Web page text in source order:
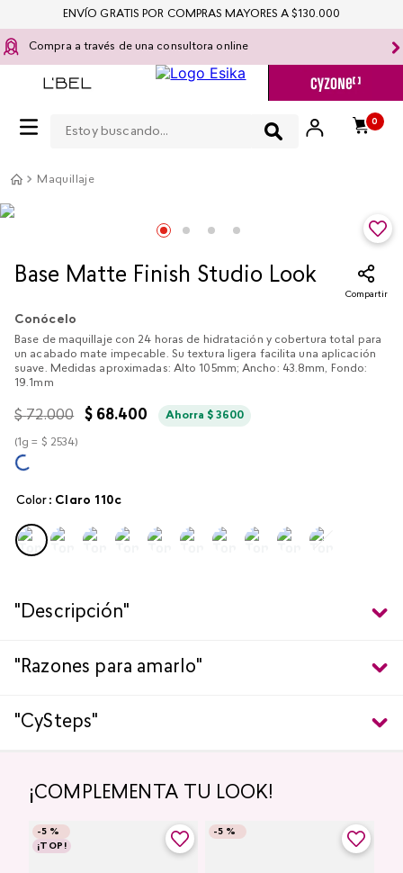
Compra a través de una consultora online
0
ENVÍO GRATIS POR COMPRAS MAYORES A $130.000
Maquillaje
Base Matte Finish Studio Look
Compartir
Conócelo
Base de maquillaje con 24 horas de hidratación y cobertura total para
un acabado mate impecable. Su textura ligera facilita una aplicación
suave. Medidas aproximadas: Alto 105mm; Ancho: 43.8mm, Fondo:
19.1mm
$ 72.000 $ 68.400 Ahorra$ 3600
(1g = $ 2534)
Color : claro 110c
"Descripción"
"Razones para amarlo"
"CySteps"
¡COMPLEMENTA TU LOOK!
-5 %
¡TOP!
-5 %